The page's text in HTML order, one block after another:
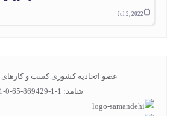
Jul 2, 2022
عضو اتحادیه کشوری کسب و کارهای
شامد: 1-1-869429-65-0-1